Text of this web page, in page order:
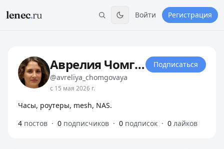
lenec.ru Войти Регистрация
Аврелия Чомговая
@avreliya_chomgovaya
с 15 мая 2026 г.
Подписаться
Часы, роутеры, mesh, NAS.
4 постов · 0 подписчиков · 0 подписок · 0 лайков